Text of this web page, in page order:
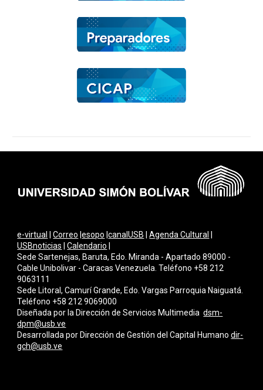
e-virtual |Correo |esopo |canalUSB |Agenda Cultural
USBnoticias |Calendario
Sede Sartenejas, Baruta, Edo. Miranda - Apartado 89000 -
Cable Unibolivar - Caracas Venezuela. Teléfono +58 212
9063111
Sede Litoral, Camurí Grande, Edo. Vargas Parroquia Naiguatá.
Teléfono +58 212 9069000
Diseñada por la Dirección de Servicios Multimediadsm-
dpm@usb.ve
Desarrollada por Dirección de Gestión del Capital Humano dir-
gch@usb.ve